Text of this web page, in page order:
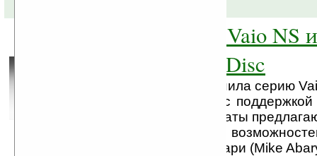
Ноутбуки Sony Vaio NS
опцией Blu-ray Disc
Компания Sony пополнила серию
ноутбуками NS и CS с
ray. «Эти новые аппараты
массу мультмедийных
пресс-релизе Майк Абари (Mike